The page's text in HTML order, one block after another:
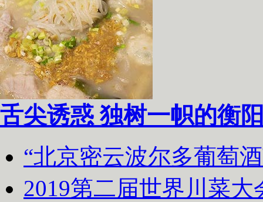
舌尖诱惑 独树一帜的衡
“北京密云波尔多葡萄
2019第二届世界川菜